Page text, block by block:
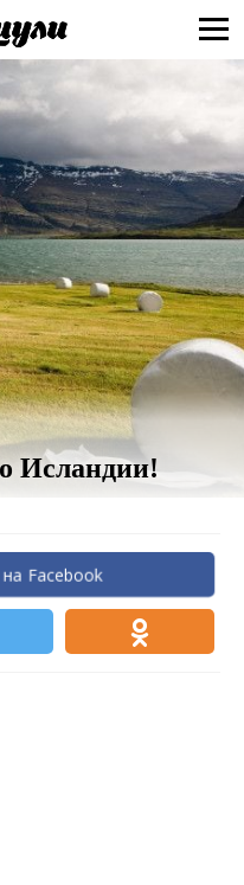
Исландии!
Facebook